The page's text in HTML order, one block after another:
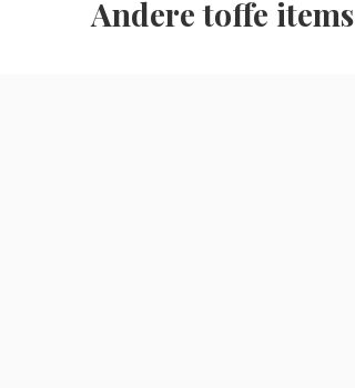
Andere toffe items